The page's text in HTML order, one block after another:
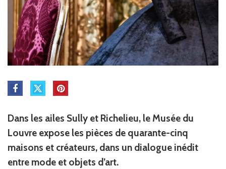
Dans les ailes Sully et Richelieu, le Musée du
Louvre expose les pièces de quarante-cinq
maisons et créateurs, dans un dialogue inédit
entre mode et objets d’art.